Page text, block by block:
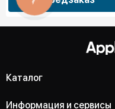
Каталог
Информация и сервисы